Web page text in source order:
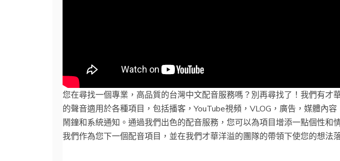
報
員
|
適
用
您在尋找一個專業，高品質的台灣中文配音服務嗎？別再尋找了！我們有才
的聲音適用於各種項目，包括播客，YouTube視頻，VLOG，廣告，媒體內容
鬧鐘和系統通知。通過我們出色的配音服務，您可以為項目增添一點個性和
我們作為您下一個配音項目，並在我們才華洋溢的團隊的帶領下使您的想法